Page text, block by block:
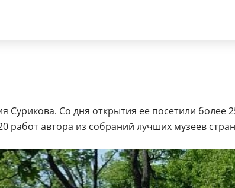
Сурикова. Со дня открытия ее посетили более
работ автора из собраний лучших музеев